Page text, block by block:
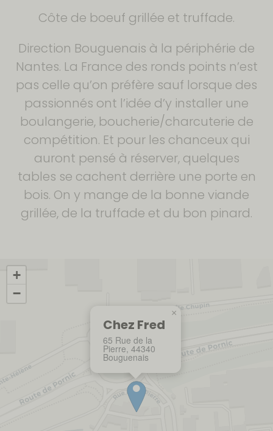
Côte de boeuf grillée et truffade.
Direction Bouguenais à la périphérie de
Nantes. La France des ronds points n’est
pas celle qu’on préfère sauf lorsque des
passionnés ont l’idée d’y installer une
boulangerie, boucherie/charcuterie de
compétition. Et pour les chanceux qui
auront pensé à réserver, quelques
tables se cachent derrière une porte en
bois. On y mange de la bonne viande
grillée, de la truffade et du bon pinard.
Chez Fred
65 Rue de la
Pierre, 44340
Bouguenais
×
+
−